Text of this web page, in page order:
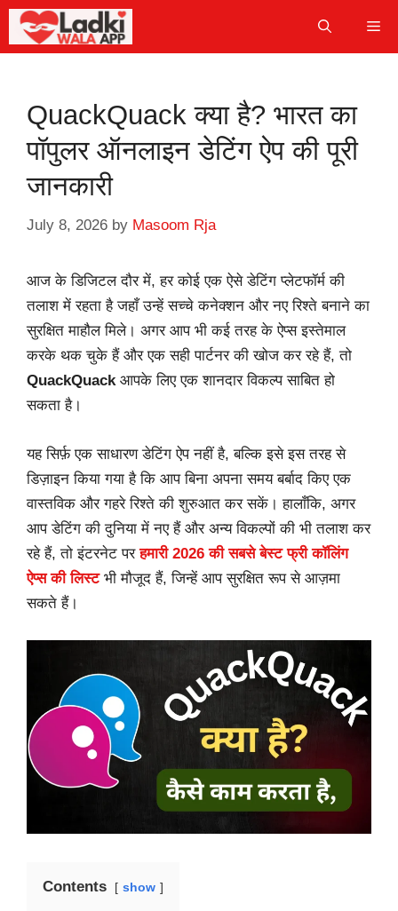
Skip
QuackQuack क्या है? भारत का
पॉपुलर ऑनलाइन डेटिंग ऐप की पूरी
जानकारी
July 8, 2026 by Masoom Rja
आज के डिजिटल दौर में, हर कोई एक ऐसे डेटिंग प्लेटफॉर्म की
तलाश में रहता है जहाँ उन्हें सच्चे कनेक्शन और नए रिश्ते बनाने का
सुरक्षित माहौल मिले। अगर आप भी कई तरह के ऐप्स इस्तेमाल
करके थक चुके हैं और एक सही पार्टनर की खोज कर रहे हैं, तो
QuackQuack आपके लिए एक शानदार विकल्प साबित हो
सकता है।
यह सिर्फ़ एक साधारण डेटिंग ऐप नहीं है, बल्कि इसे इस तरह से
डिज़ाइन किया गया है कि आप बिना अपना समय बर्बाद किए एक
वास्तविक और गहरे रिश्ते की शुरुआत कर सकें। हालाँकि, अगर
आप डेटिंग की दुनिया में नए हैं और अन्य विकल्पों की भी तलाश कर
रहे हैं, तो इंटरनेट परहमारी 2026 की सबसे बेस्ट फ्री कॉलिंग
ऐप्स की लिस्टभी मौजूद हैं, जिन्हें आप सुरक्षित रूप से आज़मा
सकते हैं।
Contents show